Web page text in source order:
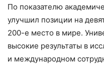
По показателю
улучшил позиции на
200-е место в мире.
высокие результаты в
и международном